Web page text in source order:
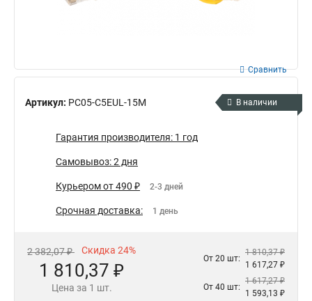
Артикул: PC05-C5EUL-15M
Сравнить
В наличии
Гарантия производителя: 1 год
Самовывоз: 2 дня
Курьером от 490 ₽ 2-3 дней
Срочная доставка: 1 день
2 382,07 ₽ Скидка 24%
1 810,37 ₽
Цена за 1 шт.
От 20 шт:
1 810,37 ₽
1 617,27 ₽
От 40 шт:
1 617,27 ₽
1 593,13 ₽